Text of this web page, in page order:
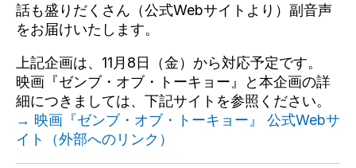
話も盛りだくさん （公式Webサイトより）副音声
をお届けいたします。
上記企画は、11 月8日（金）から対応予定です。
映画『ゼンブ・オブ・トーキョー』と本企画の詳
細につきましては、下記サイトを参照ください。
→ 映画『ゼンブ・オブ・トーキョー』 公式Webサ
イト（外部へのリンク）